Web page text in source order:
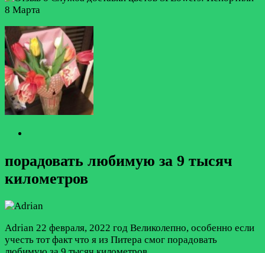
порадовать любимую за 9 тысяч
километров
Adrian 22 февраля, 2022 год Великолепно, особенно если
учесть тот факт что я из Питера смог порадовать